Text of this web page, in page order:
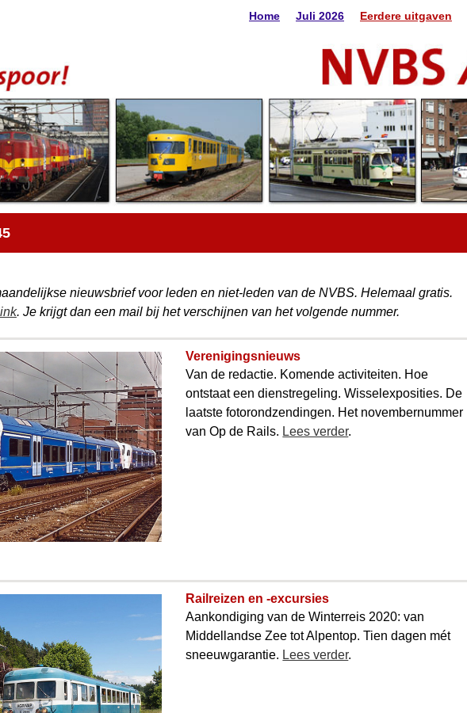
Home Juli 2026 Eerdere uitgaven
nieuwsbrief voor leden en niet-leden van de NVBS. Helemaal gratis.
. Je krijgt dan een mail bij het verschijnen van het volgende nummer.
Verenigingsnieuws
Van de redactie. Komende activiteiten. Hoe
ontstaat een dienstregeling. Wissel­exposities. De
laatste foto­rondzendingen. Het november­­­­­nummer
van Op de Rails. Lees verder.
Railreizen en -excursies
Aankondiging van de Winterreis 2020: van
Middellandse Zee tot Alpentop. Tien dagen mét
sneeuwgarantie. Lees verder.